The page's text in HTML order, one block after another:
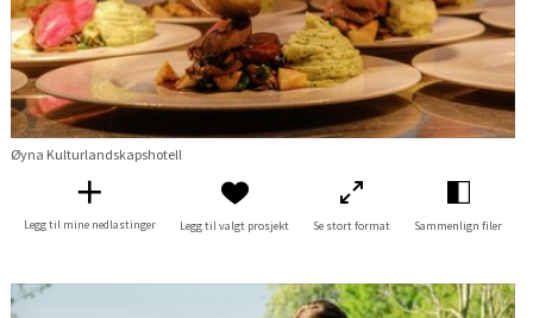
Øyna Kulturlandskapshotell
Legg til mine nedlastinger Legg til valgt prosjekt Se stort format Sammenlign filer